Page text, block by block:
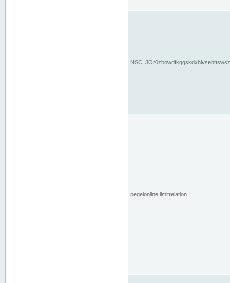
pegelonline.limitrelation